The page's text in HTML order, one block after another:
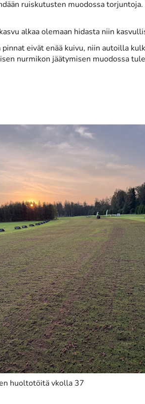
ruiskutusten muodossa
alkaa olemaan hidasta niin
eivät enää kuivu, niin autoilla
nurmikon jäätymisen muodossa
huoltotöitä vkolla 37